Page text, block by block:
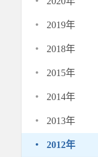
· 2019年
· 2018年
· 2015年
· 2014年
· 2013年
· 2012年